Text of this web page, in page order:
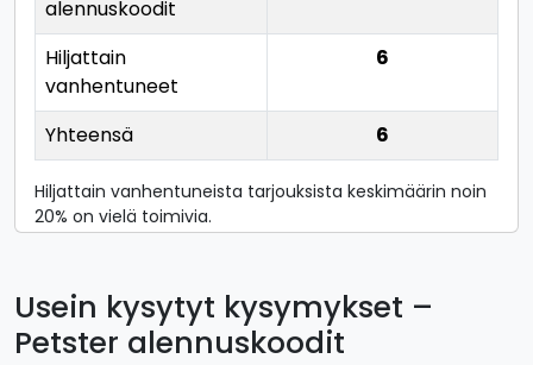
alennuskoodit
Hiljattain
vanhentuneet
6
Yhteensä 6
Hiljattain vanhentuneista tarjouksista keskimäärin noin
20% on vielä toimivia.
Usein kysytyt kysymykset –
Petster alennuskoodit